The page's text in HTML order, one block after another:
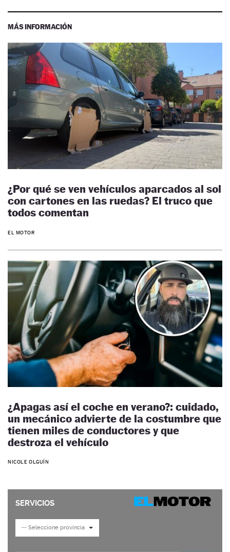
MÁS INFORMACIÓN
¿Por qué se ven vehículos aparcados al sol
con cartones en las ruedas? El truco que
todos comentan
EL MOTOR
¿Apagas así el coche en verano?: cuidado,
un mecánico advierte de la costumbre que
tienen miles de conductores y que
destroza el vehículo
NICOLE OLGUÍN